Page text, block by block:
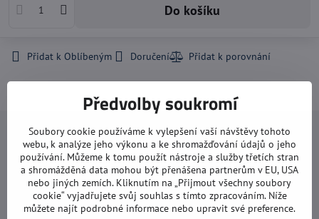
Do košíku
Přidat k Oblíbeným Doručení
Navštivte nás
Otevírací doba:
pondělí: 8:00 - 16:00
úterý: 8:00 - 17:00
Předvolby soukromí
Soubory cookie používáme k vylepšení vaší návštěvy tohoto
webu, k analýze jeho výkonu a ke shromažďování údajů o jeho
používání. Můžeme k tomu použít nástroje a služby třetích stran
a shromážděná data mohou být přenášena partnerům v EU, USA
nebo jiných zemích. Kliknutím na „Přijmout všechny soubory
cookie“ vyjadřujete svůj souhlas s tímto zpracováním. Níže
můžete najít podrobné informace nebo upravit své preference.